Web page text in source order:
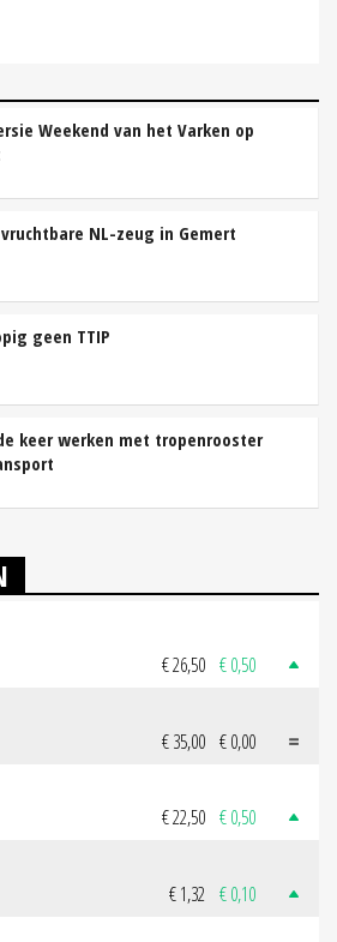
Weekend van het Varken op
NL-zeug in Gemert
geen TTIP
keer werken met tropenrooster
€ 26,50 € 0,50
€ 35,00 € 0,00
€ 22,50 € 0,50
€ 1,32 € 0,10